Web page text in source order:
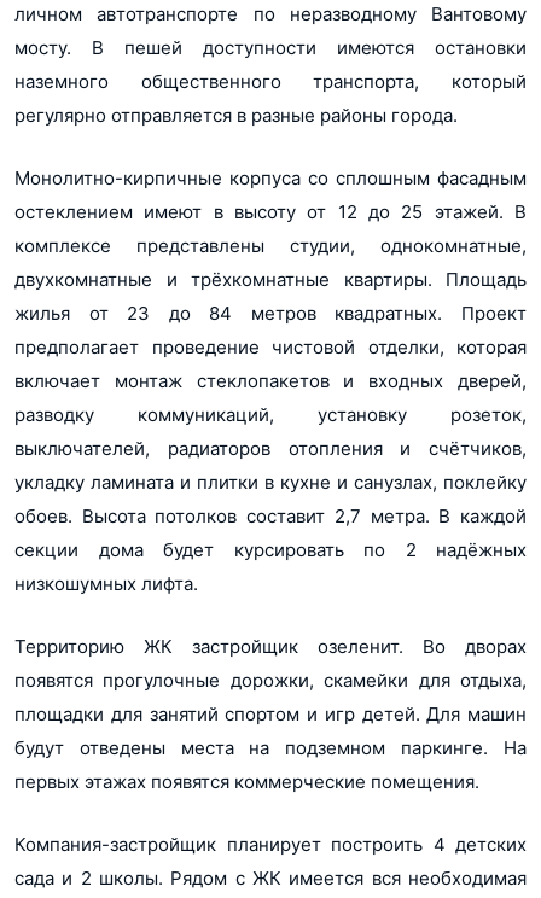
pdf, 461Кб
ПД ЖК Живи в Рыбацком уч.12 от 25.07.2018
pdf, 897Кб
ПД ЖК Живи в Рыбацком уч.15 от 25.07.2018
pdf, 846Кб
ПД ЖК Живи в Рыбацком уч.20 от 25.07.2018
pdf, 991Кб
ПД ЖК Живи в Рыбацком уч.22 от 25.07.2018
pdf, 966Кб
ПД ЖК Живи в Рыбацком уч.23 от 25.07.2018
pdf, 805Кб
ПД ЖК Живи в Рыбацком уч.26 от 25.07.2018
ПД ЖК Живи в Рыбацком уч.64 от 25.07.2018
pdf, 4.6Мб
ПД ЖК Живи в Рыбацком уч.68 от 25.07.2018
pdf, 1Мб
Разрешение на ввод в эксплуатацию ЖК Живи в Рыбацком
Показать все 20 планировок
личном автотранспорте по неразводному Вантовому
мосту. В пешей доступности имеются остановки
наземного общественного транспорта, который
регулярно отправляется в разные районы города.
Монолитно-кирпичные корпуса со сплошным фасадным
остеклением имеют в высоту от 12 до 25 этажей. В
комплексе представлены студии, однокомнатные,
двухкомнатные и трёхкомнатные квартиры. Площадь
жилья от 23 до 84 метров квадратных. Проект
предполагает проведение чистовой отделки, которая
включает монтаж стеклопакетов и входных дверей,
разводку коммуникаций, установку розеток,
выключателей, радиаторов отопления и счётчиков,
укладку ламината и плитки в кухне и санузлах, поклейку
обоев. Высота потолков составит 2,7 метра. В каждой
секции дома будет курсировать по 2 надёжных
низкошумных лифта.
Территорию ЖК застройщик озеленит. Во дворах
появятся прогулочные дорожки, скамейки для отдыха,
площадки для занятий спортом и игр детей. Для машин
будут отведены места на подземном паркинге. На
первых этажах появятся коммерческие помещения.
Компания-застройщик планирует построить 4 детских
сада и 2 школы. Рядом с ЖК имеется вся необходимая